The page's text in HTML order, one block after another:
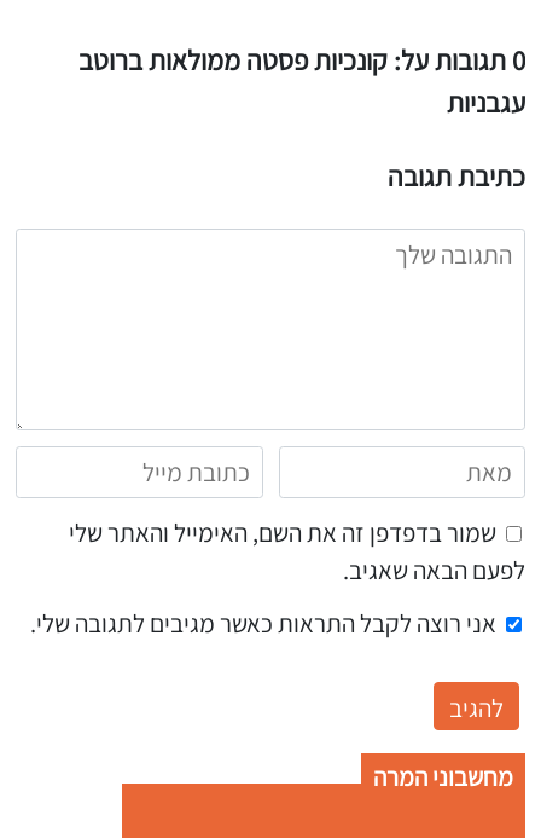
0 תגובות על: קונכיות פסטה ממולאות ברוטב
עגבניות
כתיבת תגובה
שמור בדפדפן זה את השם, האימייל והאתר שלי
לפעם הבאה שאגיב.
אני רוצה לקבל התראות כאשר מגיבים לתגובה שלי.
מחשבוני המרה